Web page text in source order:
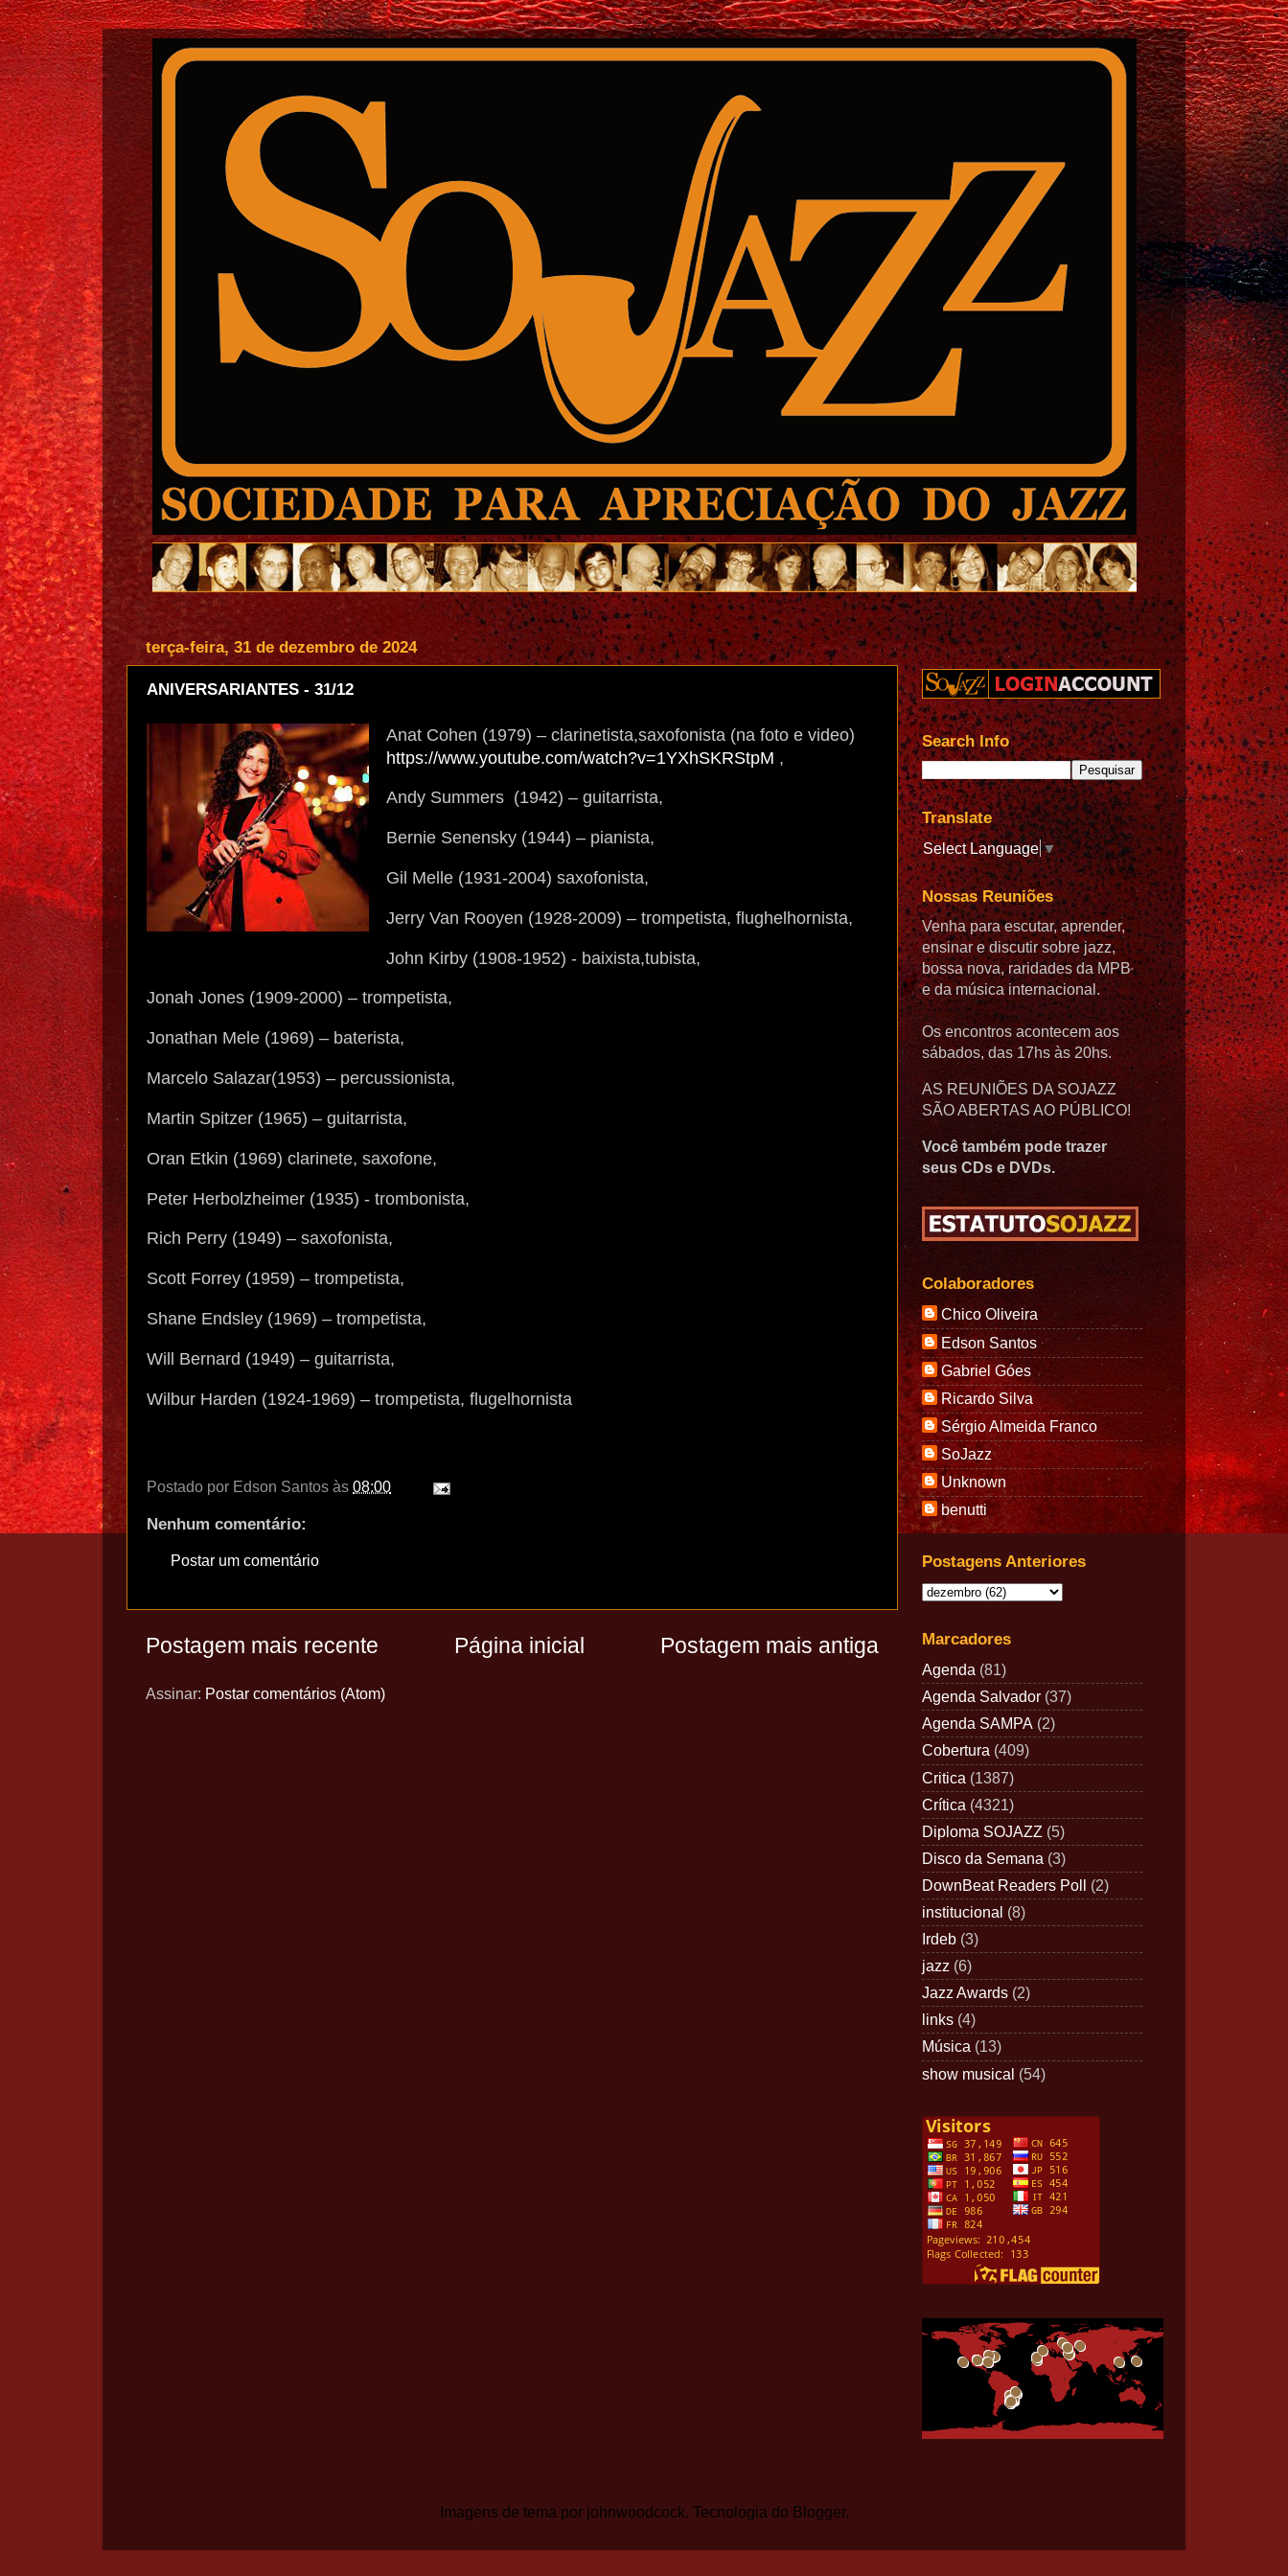
terça-feira, 31 de dezembro de 2024
ANIVERSARIANTES - 31/12
Anat Cohen (1979) – clarinetista,saxofonista (na foto e video)
https://www.youtube.com/watch?v=1YXhSKRStpM ,
Andy Summers (1942) – guitarrista,
Bernie Senensky (1944) – pianista,
Gil Melle (1931-2004) saxofonista,
Jerry Van Rooyen (1928-2009) – trompetista, flughelhornista,
John Kirby (1908-1952) - baixista,tubista,
Jonah Jones (1909-2000) – trompetista,
Jonathan Mele (1969) – baterista,
Marcelo Salazar(1953) – percussionista,
Martin Spitzer (1965) – guitarrista,
Oran Etkin (1969) clarinete, saxofone,
Peter Herbolzheimer (1935) - trombonista,
Rich Perry (1949) – saxofonista,
Scott Forrey (1959) – trompetista,
Shane Endsley (1969) – trompetista,
Will Bernard (1949) – guitarrista,
Wilbur Harden (1924-1969) – trompetista, flugelhornista
Postado por Edson Santos às 08:00
Nenhum comentário:
Postar um comentário
Postagem mais recente Postagem mais antiga
Página inicial
Assinar: Postar comentários (Atom)
Search Info
Translate
Select Language▼
Nossas Reuniões
Venha para escutar, aprender,
ensinar e discutir sobre jazz,
bossa nova, raridades da MPB
e da música internacional.
Os encontros acontecem aos
sábados, das 17hs às 20hs.
AS REUNIÕES DA SOJAZZ
SÃO ABERTAS AO PÚBLICO!
Você também pode trazer
seus CDs e DVDs.
Colaboradores
Chico Oliveira
Edson Santos
Gabriel Góes
Ricardo Silva
Sérgio Almeida Franco
SoJazz
Unknown
benutti
Postagens Anteriores
Marcadores
Agenda (81)
Agenda Salvador (37)
Agenda SAMPA (2)
Cobertura (409)
Critica (1387)
Crítica (4321)
Diploma SOJAZZ (5)
Disco da Semana (3)
DownBeat Readers Poll (2)
institucional (8)
Irdeb (3)
jazz (6)
Jazz Awards (2)
links (4)
Música (13)
show musical (54)
Imagens de tema por johnwoodcock. Tecnologia do Blogger.